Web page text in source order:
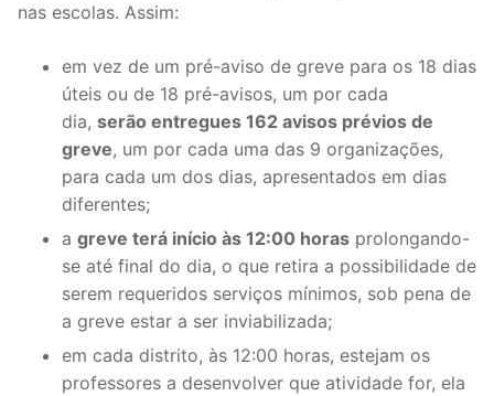
PARTICULAR / IPSS / MISERICÓRDIAS
ENSINO SUPERIOR
PROFESSORES CONTRATADOS
DOCENTES APOSENTADOS
Formação
Área de Sócios
Revista Intervir
Contactos
nas escolas. Assim:
em vez de um pré-aviso de greve para os 18 dias
úteis ou de 18 pré-avisos, um por cada
dia, serão entregues 162 avisos prévios de
greve, um por cada uma das 9 organizações,
para cada um dos dias, apresentados em dias
diferentes;
a greve terá início às 12:00 horas prolongando-
se até final do dia, o que retira a possibilidade de
serem requeridos serviços mínimos, sob pena de
a greve estar a ser inviabilizada;
em cada distrito, às 12:00 horas, estejam os
professores a desenvolver que atividade for, ela